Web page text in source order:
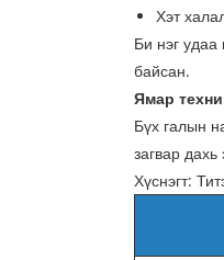
Хэт
Би нэг удаа
байсан.
Ямар
Бүх галын
загвар дахь
Хүснэгт: